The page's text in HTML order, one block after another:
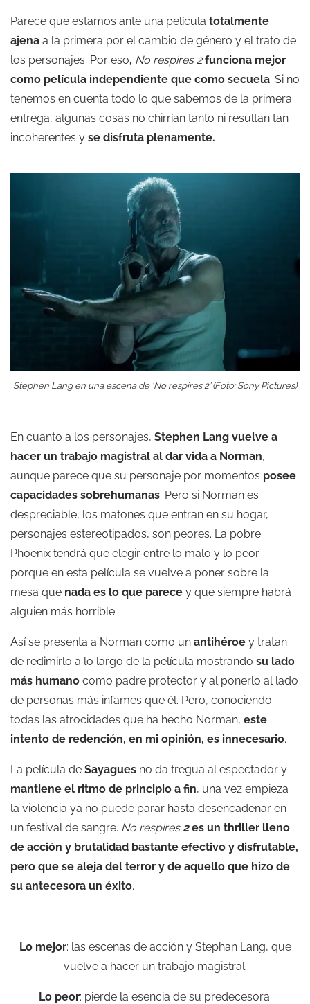
Parece que estamos ante una película totalmente
ajena a la primera por el cambio de género y el trato de
los personajes. Por eso, No respires 2funciona mejor
como película independiente que como secuela. Si no
tenemos en cuenta todo lo que sabemos de la primera
entrega, algunas cosas no chirrían tanto ni resultan tan
incoherentes y se disfruta plenamente.
Stephen Lang en una escena de ‘No respires 2’ (Foto: Sony Pictures)
En cuanto a los personajes, Stephen Lang vuelve a
hacer un trabajo magistral al dar vida a Norman,
aunque parece que su personaje por momentos posee
capacidades sobrehumanas. Pero si Norman es
despreciable, los matones que entran en su hogar,
personajes estereotipados, son peores. La pobre
Phoenix tendrá que elegir entre lo malo y lo peor
porque en esta película se vuelve a poner sobre la
mesa que nada es lo que parece y que siempre habrá
alguien más horrible.
Así se presenta a Norman como un antihéroe y tratan
de redimirlo a lo largo de la película mostrando su lado
más humano como padre protector y al ponerlo al lado
de personas más infames que él. Pero, conociendo
todas las atrocidades que ha hecho Norman, este
intento de redención, en mi opinión, es innecesario.
La película de Sayagues no da tregua al espectador y
mantiene el ritmo de principio a fin, una vez empieza
la violencia ya no puede parar hasta desencadenar en
un festival de sangre. No respires2es un thriller lleno
de acción y brutalidad bastante efectivo y disfrutable,
pero que se aleja del terror y de aquello que hizo de
su antecesora un éxito.
—
Lo mejor: las escenas de acción y Stephan Lang, que
vuelve a hacer un trabajo magistral.
Lo peor: pierde la esencia de su predecesora.